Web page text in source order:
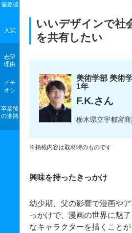
偏差値
入試
志望
理由
イチ
オシ
卒業後
の進路
いいデザインで社
を共有したい
美術学部 美術
1年
F.K.さん
栃木県立宇都宮
※掲載内容は取材時のものです
興味を持ったきっかけ
幼少期、父の影響で漫画や
っかけで、漫画の世界に魅
なキャラクターを描くこと